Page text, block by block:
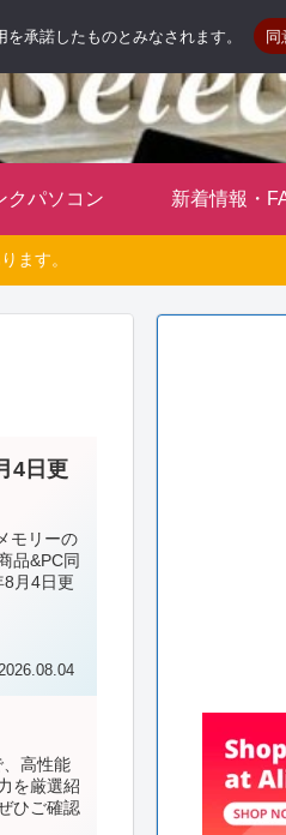
クパソコン 新着情報・
ます。
4日更
モリーの
品&PC同
月4日更
高性能
を厳選紹
ひご確認
承諾したものとみなされます。 同